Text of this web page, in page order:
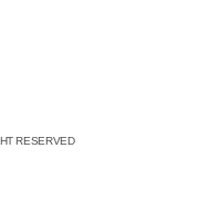
RESERVED